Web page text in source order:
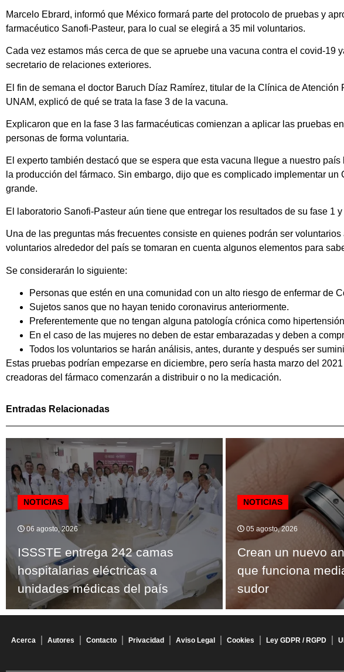
Marcelo Ebrard, informó que México formará parte del protocolo de pruebas y
farmacéutico Sanofi-Pasteur, para lo cual se elegirá a 35 mil voluntarios.
Cada vez estamos más cerca de que se apruebe una vacuna contra el covid-19
secretario de relaciones exteriores.
El fin de semana el doctor Baruch Díaz Ramírez, titular de la Clínica de
UNAM, explicó de qué se trata la fase 3 de la vacuna.
Explicaron que en la fase 3 las farmacéuticas comienzan a aplicar las pruebas
personas de forma voluntaria.
El experto también destacó que se espera que esta vacuna llegue a nuestro
la producción del fármaco. Sin embargo, dijo que es complicado implementar
grande.
El laboratorio Sanofi-Pasteur aún tiene que entregar los resultados de su fase 1
Una de las preguntas más frecuentes consiste en quienes podrán ser
voluntarios alrededor del país se tomaran en cuenta algunos elementos para
Se considerarán lo siguiente:
Personas que estén en una comunidad con un alto riesgo de enfermar de
Sujetos sanos que no hayan tenido coronavirus anteriormente.
Preferentemente que no tengan alguna patología crónica como
En el caso de las mujeres no deben de estar embarazadas y deben a
Todos los voluntarios se harán análisis, antes, durante y después ser
Estas pruebas podrían empezarse en diciembre, pero sería hasta marzo del
creadoras del fármaco comenzarán a distribuir o no la medicación.
Entradas Relacionadas
NOTICIAS
06 agosto, 2026
ISSSTE entrega 242 camas
hospitalarias eléctricas a
unidades médicas del país
NOTICIAS
05 agosto, 2026
Crean un nuevo
que funciona
sudor
Acerca Autores Contacto Privacidad Aviso Legal Cookies Ley GDPR / RGPD